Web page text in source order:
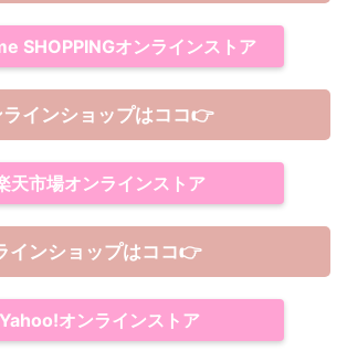
SHOPPINGオンラインストア
インショップはココ👉
天市場オンラインストア
インショップはココ👉
Yahoo!オンラインストア